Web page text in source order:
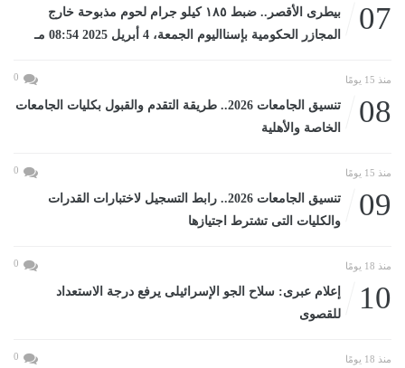
07
بيطرى الأقصر.. ضبط ١٨٥ كيلو جرام لحوم مذبوحة خارج
المجازر الحكومية بإسنااليوم الجمعة، 4 أبريل 2025 08:54 مـ
منذ 15 يومًا 0
08
تنسيق الجامعات 2026.. طريقة التقدم والقبول بكليات الجامعات
الخاصة والأهلية
منذ 15 يومًا 0
09
تنسيق الجامعات 2026.. رابط التسجيل لاختبارات القدرات
والكليات التى تشترط اجتيازها
منذ 18 يومًا 0
10
إعلام عبرى: سلاح الجو الإسرائيلى يرفع درجة الاستعداد
للقصوى
منذ 18 يومًا 0